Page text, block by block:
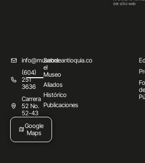
del sitio web
info@museodeantioquia.co
(604)
251
3636
Carrera
52 No.
52-43
Google
Maps
Sobre
el
Museo
Aliados
Histórico
Publicaciones
de